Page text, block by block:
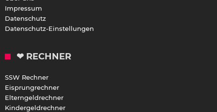
Impressum
Datenschutz
Datenschutz-Einstellungen
❤ RECHNER
SSW Rechner
Eisprungrechner
Elterngeldrechner
Kindergeldrechner